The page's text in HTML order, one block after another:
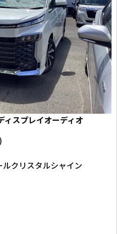
ィスプレイオーディオ
クリスタルシャイン